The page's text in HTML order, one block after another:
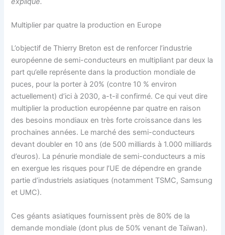
Multiplier par quatre la production en Europe
L’objectif de Thierry Breton est de renforcer l’industrie
européenne de semi-conducteurs en multipliant par deux la
part qu’elle représente dans la production mondiale de
puces, pour la porter à 20% (contre 10 % environ
actuellement) d’ici à 2030, a-t-il confirmé. Ce qui veut dire
multiplier la production européenne par quatre en raison
des besoins mondiaux en très forte croissance dans les
prochaines années. Le marché des semi-conducteurs
devant doubler en 10 ans (de 500 milliards à 1.000 milliards
d’euros). La pénurie mondiale de semi-conducteurs a mis
en exergue les risques pour l’UE de dépendre en grande
partie d’industriels asiatiques (notamment TSMC, Samsung
et UMC).
Ces géants asiatiques fournissent près de 80% de la
demande mondiale (dont plus de 50% venant de Taïwan).